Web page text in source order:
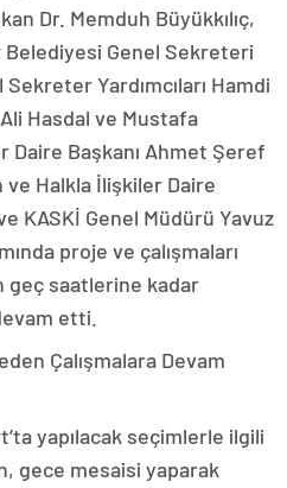
Dr. Memduh Büyükkılıç,
Genel Sekreteri
Yardımcıları Hamdi
Hasdal ve Mustafa
Başkanı Ahmet Şeref
ve Halkla İlişkiler Daire
KASKİ Genel Müdürü Yavuz
proje ve çalışmaları
saatlerine kadar
etti.
Çalışmalara Devam
yapılacak seçimlerle ilgili
gece mesaisi yaparak